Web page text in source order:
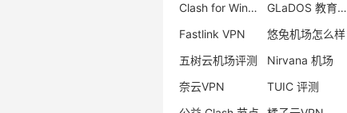
Clash for Windows 使用教程
GLaDOS 教育优惠
Fastlink VPN
悠兔机场怎么样
五树云机场评测
Nirvana 机场
奈云VPN
TUIC 评测